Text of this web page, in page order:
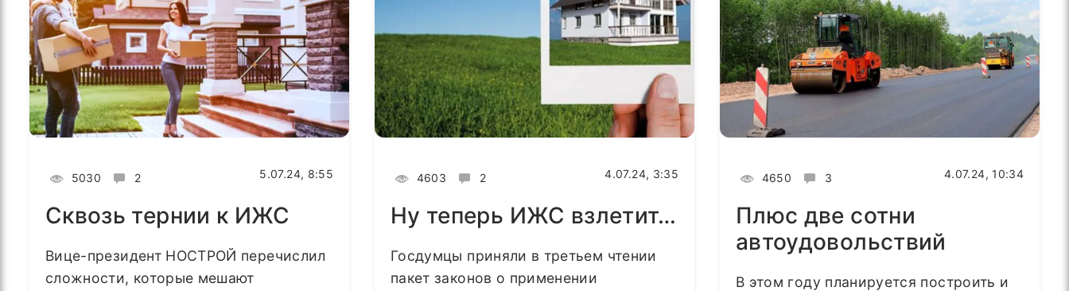
5030 2 5.07.24, 8:55
Сквозь тернии к ИЖС
Вице-президент НОСТРОЙ перечислил
сложности, которые мешают
4603 2 4.07.24, 3:35
Ну теперь ИЖС взлетит…
Госдумцы приняли в третьем чтении
пакет законов о применении
4650 3 4.07.24, 10:34
Плюс две сотни
автоудовольствий
В этом году планируется построить и